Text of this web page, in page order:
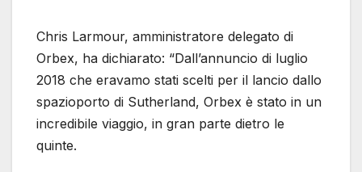
Chris Larmour, amministratore delegato di
Orbex, ha dichiarato: “Dall’annuncio di luglio
2018 che eravamo stati scelti per il lancio dallo
spazioporto di Sutherland, Orbex è stato in un
incredibile viaggio, in gran parte dietro le
quinte.